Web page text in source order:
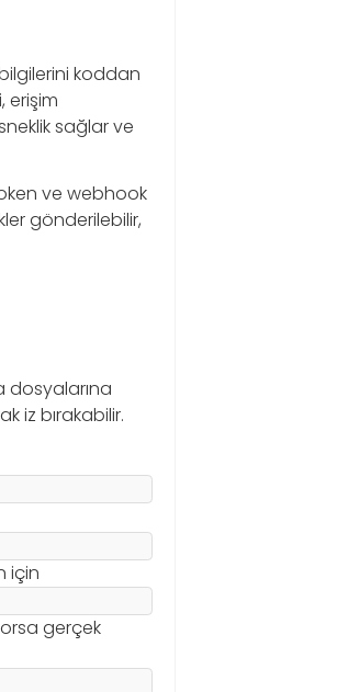
koddan
erişim
sağlar ve
ve webhook
gönderilebilir,
dosyalarına
iz bırakabilir.
için
gerçek